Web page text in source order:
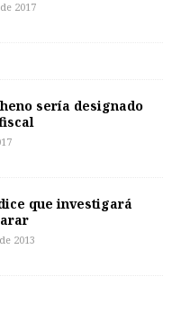
2017
sería designado
que investigará
2013